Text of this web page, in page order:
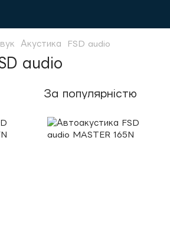
Акустика FSD audio
audio
За популярністю